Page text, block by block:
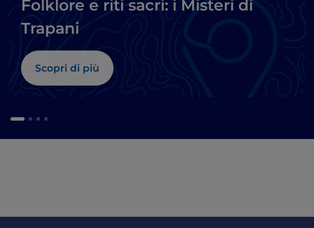
Folklore e riti sacri: i Misteri di
Trapani
Scopri di più